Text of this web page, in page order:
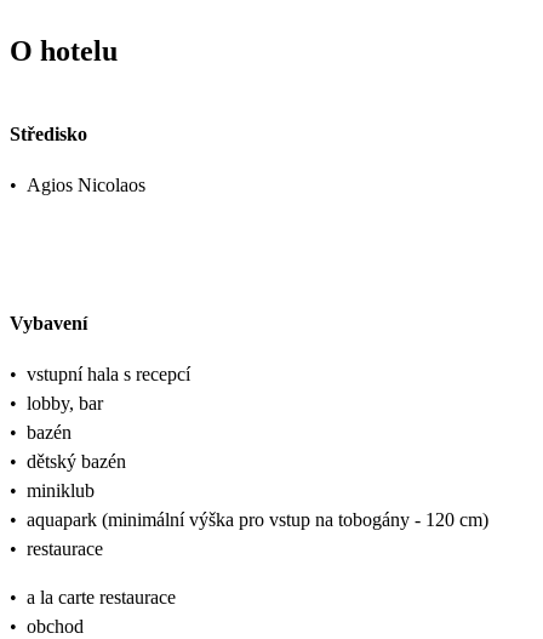
O hotelu
Středisko
• Agios Nicolaos
Vybavení
• vstupní hala s recepcí
• lobby, bar
• bazén
• dětský bazén
• miniklub
• aquapark (minimální výška pro vstup na tobogány - 120 cm)
• restaurace
• a la carte restaurace
• obchod